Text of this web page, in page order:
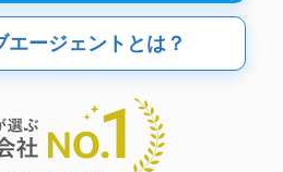
エージェントとは？